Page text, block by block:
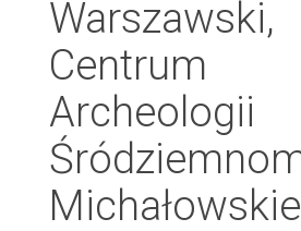
Warszawski,
Centrum
Archeologii